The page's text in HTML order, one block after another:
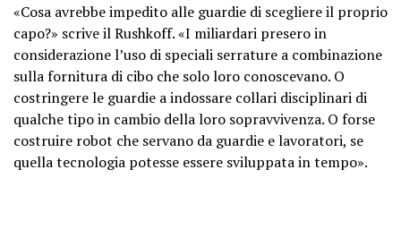
«Cosa avrebbe impedito alle guardie di scegliere il proprio
capo?» scrive il Rushkoff. «I miliardari presero in
considerazione l’uso di speciali serrature a combinazione
sulla fornitura di cibo che solo loro conoscevano. O
costringere le guardie a indossare collari disciplinari di
qualche tipo in cambio della loro sopravvivenza. O forse
costruire robot che servano da guardie e lavoratori, se
quella tecnologia potesse essere sviluppata in tempo».